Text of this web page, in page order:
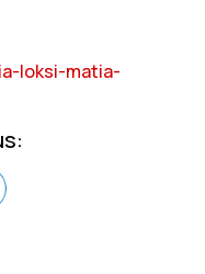
loksi-matia-